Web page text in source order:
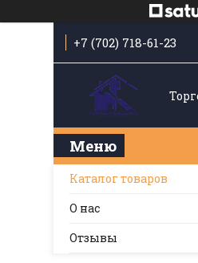
+7 (702) 718-61-23
Каталог товаров
О нас
Отзывы